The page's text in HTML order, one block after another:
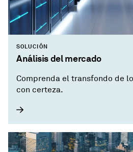
SOLUCIÓN
Análisis del mercado
Comprenda el transfondo de
con certeza.